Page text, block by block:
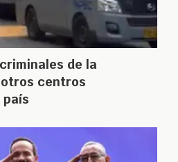
de la
centros